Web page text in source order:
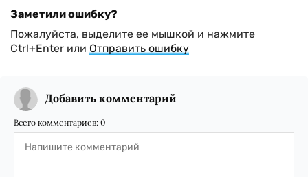
Заметили ошибку?
Пожалуйста, выделите ее мышкой и нажмите
Ctrl+Enter или Отправить ошибку
Добавить комментарий
Всего комментариев: 0